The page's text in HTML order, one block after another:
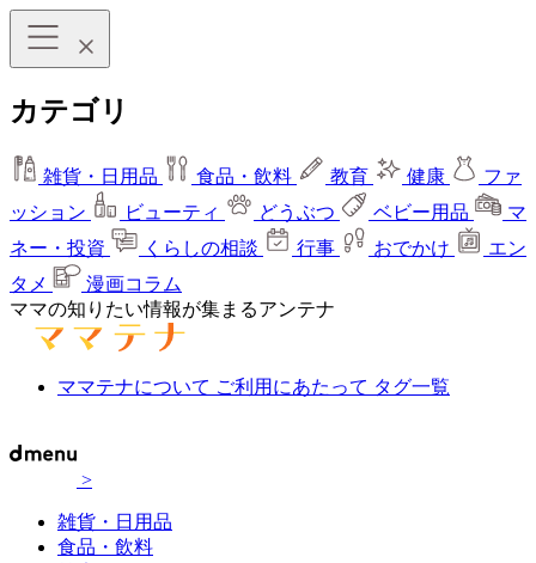
カテゴリ
雑貨・日用品 食品・飲料 教育 健康
ファ
ッション
ビューティ どうぶつ ベビー用品
マ
ネー・投資
くらしの相談 行事 おでかけ
エン
タメ
漫画コラム
ママの知りたい情報が集まるアンテナ
ママテナについて ご利用にあたって タグ一覧
>
雑貨・日用品
食品・飲料